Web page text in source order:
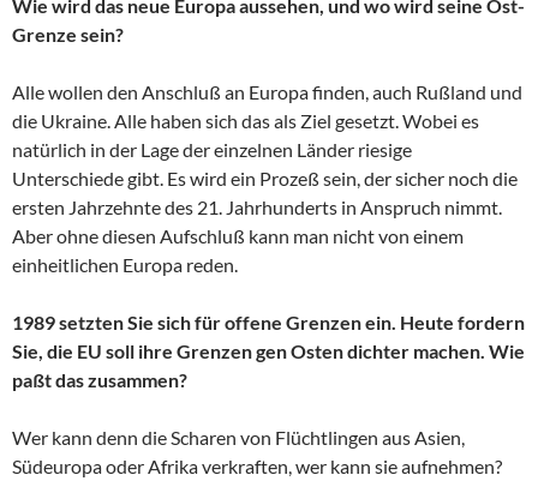
Wie wird das neue Europa aussehen, und wo wird seine Ost-
Grenze sein?
Alle wollen den Anschluß an Europa finden, auch Rußland und
die Ukraine. Alle haben sich das als Ziel gesetzt. Wobei es
natürlich in der Lage der einzelnen Länder riesige
Unterschiede gibt. Es wird ein Prozeß sein, der sicher noch die
ersten Jahrzehnte des 21. Jahrhunderts in Anspruch nimmt.
Aber ohne diesen Aufschluß kann man nicht von einem
einheitlichen Europa reden.
1989 setzten Sie sich für offene Grenzen ein. Heute fordern
Sie, die EU soll ihre Grenzen gen Osten dichter machen. Wie
paßt das zusammen?
Wer kann denn die Scharen von Flüchtlingen aus Asien,
Südeuropa oder Afrika verkraften, wer kann sie aufnehmen?